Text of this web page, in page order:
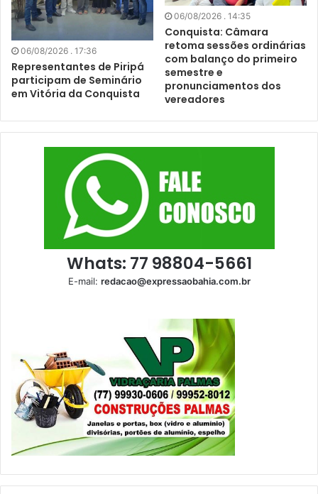
06/08/2026 . 17:36
Representantes de Piripá
participam de Seminário
em Vitória da Conquista
06/08/2026 . 14:35
Conquista: Câmara
retoma sessões ordinárias
com balanço do primeiro
semestre e
pronunciamentos dos
vereadores
Whats: 77 98804-5661
E-mail: redacao@expressaobahia.com.br